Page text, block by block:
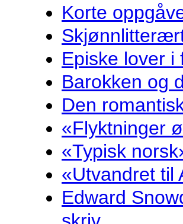
Korte
Episke lover i
Barokken og
Den
«Flyktninger
«Typisk
«Utvandret til
Edward